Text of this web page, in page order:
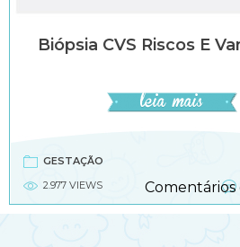
Biópsia CVS Riscos E
GESTAÇÃO
2.977 VIEWS
Comentários